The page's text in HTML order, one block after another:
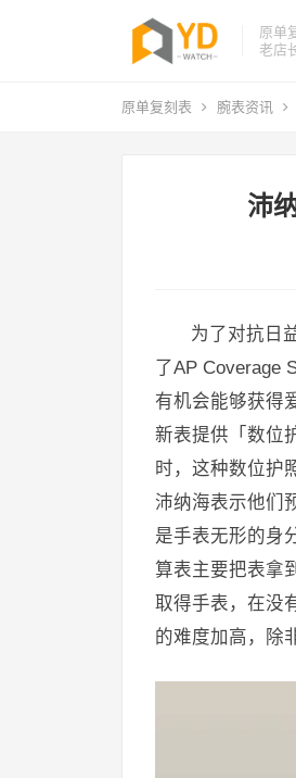
原单
老店
原单复刻表 腕表资讯
沛
为了对抗日
了AP Coverage
有机会能够获得
新表提供「数位
时，这种数位护
沛纳海表示他们
是手表无形的身
算表主要把表拿
取得手表，在没
的难度加高，除